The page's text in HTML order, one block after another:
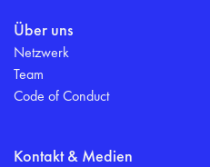
Über uns
Netzwerk
Team
Code of Conduct
Kontakt & Medien